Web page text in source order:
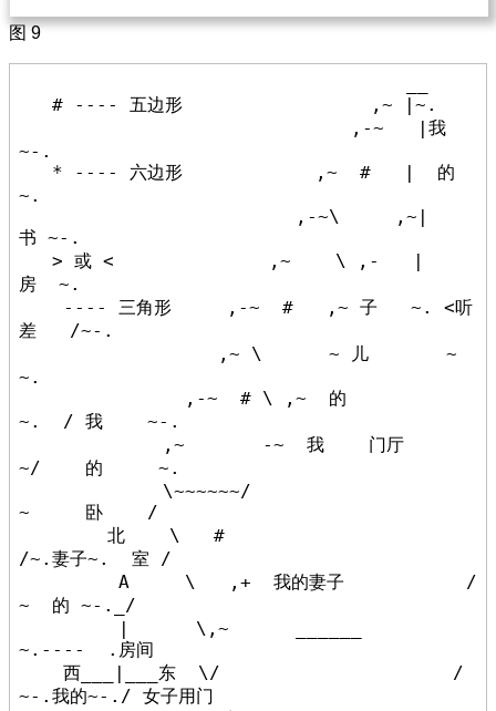
图 9
~-.
~.
书 ~-.
房  ~.
差   /~-.
~.
~.  / 我    ~-.
~/    的     ~.
~     卧    /
/~.妻子~.  室 /
~  的 ~-._/
~.----  .房间
~-.我的~-./ 女子用门